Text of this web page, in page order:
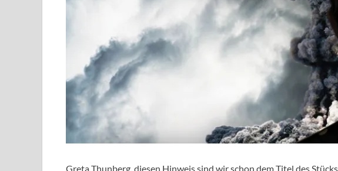
Greta Thunberg, diesen Hinweis sind wir schon dem Titel des